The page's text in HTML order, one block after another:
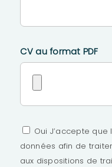
CV au format PDF
Oui J’accepte
données afin de
aux dispositions de